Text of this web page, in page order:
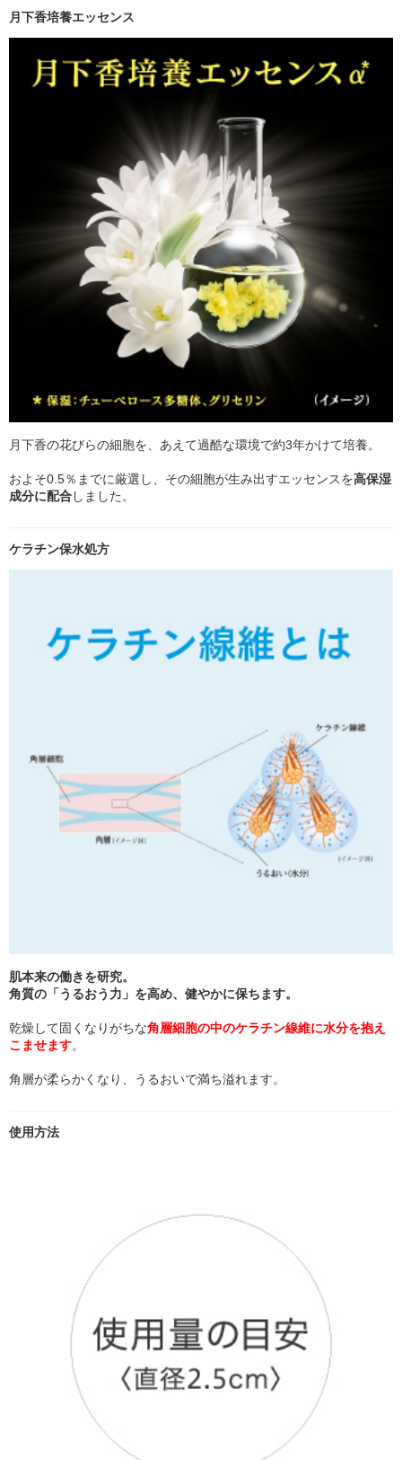
月下香培養エッセンス
月下香の花びらの細胞を、あえて過酷な環境で約3年かけて培養。
およそ0.5％までに厳選し、その細胞が生み出すエッセンスを高保湿
成分に配合しました。
ケラチン保水処方
肌本来の働きを研究。
角質の「うるおう力」を高め、健やかに保ちます。
乾燥して固くなりがちな角層細胞の中のケラチン線維に水分を抱え
こませます。
角層が柔らかくなり、うるおいで満ち溢れます。
使用方法